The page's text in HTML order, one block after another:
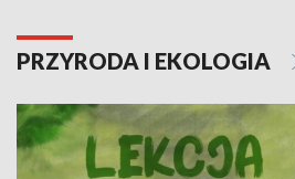
PRZYRODA I EKOLOGIA